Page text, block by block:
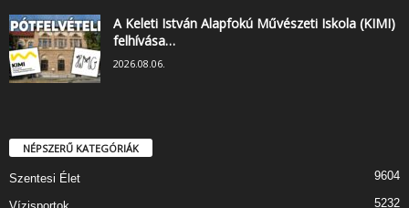
A Keleti István Alapfokú Művészeti Iskola (KIMI)
felhívása…
2026.08.06.
NÉPSZERŰ KATEGÓRIÁK
Szentesi Élet 9604
5232